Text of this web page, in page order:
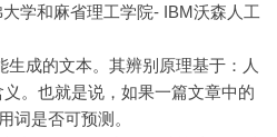
学和麻省理工学院- IBM沃森人工
生成的文本。其辨别原理基于：人
。也就是说，如果一篇文章中的
词是否可预测。